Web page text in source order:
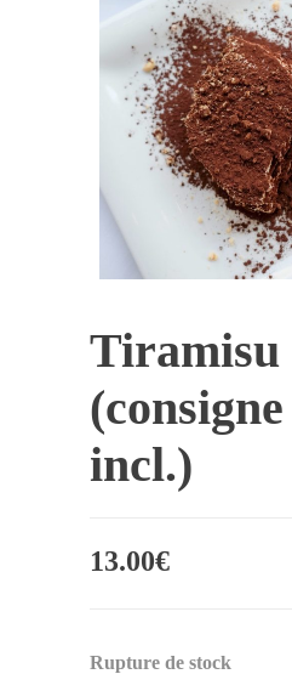
Tiramisu
incl.)
13.00€
Rupture de stock